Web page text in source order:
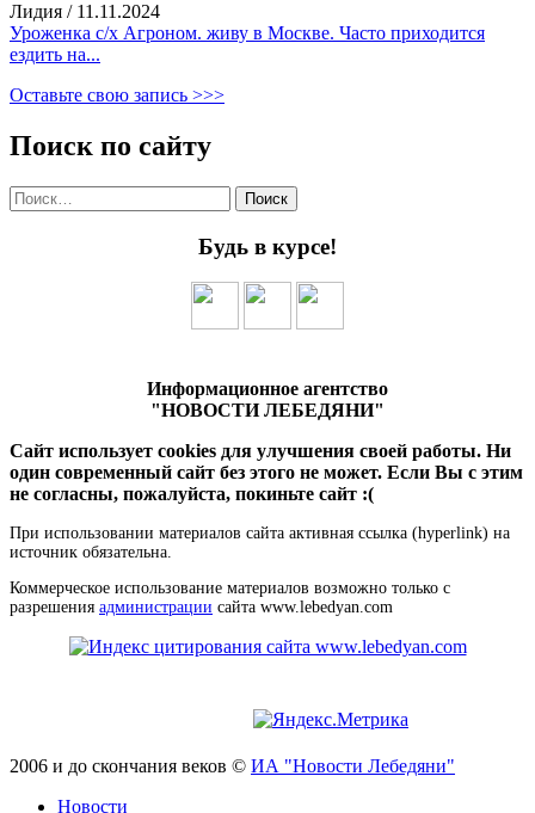
Лидия / 11.11.2024
Уроженка с/х Агроном. живу в Москве. Часто приходится
ездить на...
Оставьте свою запись >>>
Поиск по сайту
Найти:
Будь в курсе!
Информационное агентство
"НОВОСТИ ЛЕБЕДЯНИ"
Сайт использует cookies для улучшения своей работы. Ни
один современный сайт без этого не может. Если Вы с этим
не согласны, пожалуйста, покиньте сайт :(
При использовании материалов сайта активная ссылка (hyperlink) на
источник обязательна.
Коммерческое использование материалов возможно только с
разрешения администрации сайта www.lebedyan.com
2006 и до скончания веков © ИА "Новости Лебедяни"
Новости